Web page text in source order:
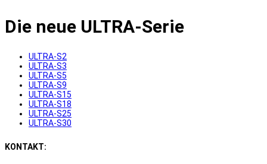
Die neue ULTRA-Serie
ULTRA-S2
ULTRA-S3
ULTRA-S5
ULTRA-S9
ULTRA-S15
ULTRA-S18
ULTRA-S25
ULTRA-S30
KONTAKT: